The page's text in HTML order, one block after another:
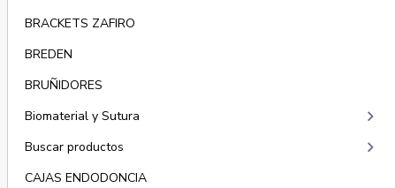
BRACKETS ZAFIRO
BREDEN
BRUÑIDORES
Biomaterial y Sutura
keyboard_arrow_right
Buscar productos keyboard_arrow_right
CAJAS ENDODONCIA